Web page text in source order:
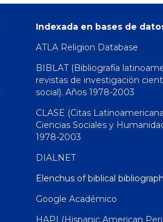
Indexada en bases de
ATLA Religion Database
BIBLAT (Bibliografía
revistas de investigación
social). Años 1978-2003
CLASE (Citas
Ciencias Sociales y
1978-2003
DIALNET
Elenchus of biblical
Google Académico
HAPI (Hispanic American